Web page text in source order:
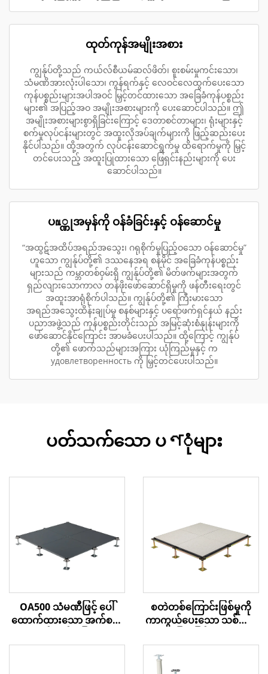
ထုတ်ကုန်အမျိုးအစား
ကျွန်ုပ်တို့သည် ကယ်လ်စီယမ်ဆလ်ဖိတ်၊ စူးစမ်းမှုကင်းသော၊
သံမဏိအားလုံးပါသော၊ ကွန်ရက်နှင့် လေဝင်လေထွက်ပေးသော
ကုန်ပစ္စည်းများအပါအဝင် မြှင့်တင်ထားသော အခြေခံကုန်ပစ္စည်း
များ၏ အပြည့်အဝ အမျိုးအစားများကို ပေးဆောင်ပါသည်။ ဤ
အမျိုးအစားများစွာရှိခြင်းကြောင့် ဒေတာစင်တာများ၊ ရုံးများနှင့်
စက်မှုလုပ်ငန်းများတွင် အထူးလိုအပ်ချက်များကို ဖြည့်ဆည်းပေး
နိုင်ပါသည်။ ထို့အတွက် လုပ်ငန်းဆောင်ရွက်မှု ထိရောက်မှုကို မြှင့်
တင်ပေးသည့် အထူးပြုထားသော ဖြေရှင်းနည်းများကို ပေး
ဆောင်ပါသည်။
ပณ္ဏုအမှန်ကို ဝန်ခံခြင်းနှင့် ဝန်ဆောင်မှု
“အထွဋ်အထိပ်အရည်အသွေး၊ ဂရုစိုက်မှုပြည့်ဝသော ဝန်ဆောင်မှု”
ဟူသော ကျွန်ုပ်တို့၏ ဒဿနေအရ စန်မိုင် အခြေခံကုန်ပစ္စည်း
များသည် ကမ္ဘာတစ်ဝှမ်းရှိ ကျွန်ုပ်တို့၏ မိတ်ဖက်များအတွက်
ရှည်လျားသောကာလ တန်ဖိုးဖော်ဆောင်ရှိမှုကို ဖန်တီးရေးတွင်
အထူးအာရုံစိုက်ပါသည်။ ကျွန်ုပ်တို့၏ ကြီးမားသော
အရည်အသွေးထိန်းချုပ်မှု စနစ်များနှင့် ပရော်ဖက်ရှင်နယ် နည်း
ပညာအဖွဲ့သည် ကုန်ပစ္စည်းတိုင်းသည် အမြင့်ဆုံးစံနှုန်းများကို
ဖော်ဆောင်နိုင်ကြောင်း အာမခံပေးပါသည်။ ထို့ကြောင့် ကျွန်ုပ်
တို့၏ ဖောက်သည်များအကြား ယုံကြည်မှုနှင့် က
удовлетворенность ကို မြှင့်တင်ပေးပါသည်။
ပတ်သက်သော ပণုံများ
OA500 သံမဏီဖြင့် ပေါ်
ထောက်ထားသော အက်စက်
စတဲတစ်ကြောင်းဖြစ်မှုကို
ကာကွယ်ပေးသော သစ်သား
အလုပ်ခွင်ကုန်းမြေ